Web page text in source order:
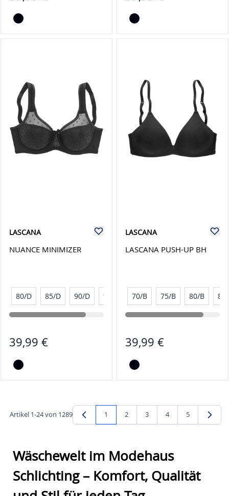
LASCANA
NUANCE MINIMIZER
80/D 85/D 90/D 95/D
39,99 €
LASCANA
LASCANA PUSH-UP BH
70/B 75/B 80/B
39,99 €
Artikel 1-24von 1289 Sie lesen gerade Seite
1 Seite
2 Seite
3 Seite
4 Seite
5
Wäschewelt im Modehaus
Schlichting – Komfort, Qualität